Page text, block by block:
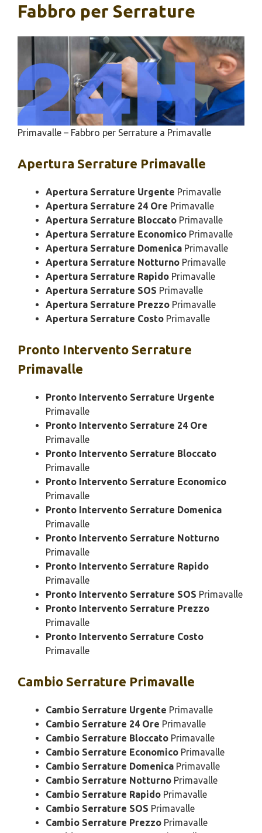
Fabbro per Serrature
Primavalle – Fabbro per Serrature a Primavalle
Apertura Serrature Primavalle
Apertura Serrature Urgente Primavalle
Apertura Serrature 24 Ore Primavalle
Apertura Serrature Bloccato Primavalle
Apertura Serrature Economico Primavalle
Apertura Serrature Domenica Primavalle
Apertura Serrature Notturno Primavalle
Apertura Serrature Rapido Primavalle
Apertura Serrature SOS Primavalle
Apertura Serrature Prezzo Primavalle
Apertura Serrature Costo Primavalle
Pronto Intervento Serrature
Primavalle
Pronto Intervento Serrature Urgente
Primavalle
Pronto Intervento Serrature 24 Ore
Primavalle
Pronto Intervento Serrature Bloccato
Primavalle
Pronto Intervento Serrature Economico
Primavalle
Pronto Intervento Serrature Domenica
Primavalle
Pronto Intervento Serrature Notturno
Primavalle
Pronto Intervento Serrature Rapido
Primavalle
Pronto Intervento Serrature SOS Primavalle
Pronto Intervento Serrature Prezzo
Primavalle
Pronto Intervento Serrature Costo
Primavalle
Cambio Serrature Primavalle
Cambio Serrature Urgente Primavalle
Cambio Serrature 24 Ore Primavalle
Cambio Serrature Bloccato Primavalle
Cambio Serrature Economico Primavalle
Cambio Serrature Domenica Primavalle
Cambio Serrature Notturno Primavalle
Cambio Serrature Rapido Primavalle
Cambio Serrature SOS Primavalle
Cambio Serrature Prezzo Primavalle